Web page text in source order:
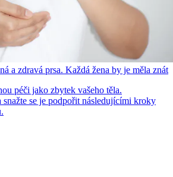
a zdravá prsa. Každá žena by je měla znát
péči jako zbytek vašeho těla.
snažte se je podpořit následujícími kroky